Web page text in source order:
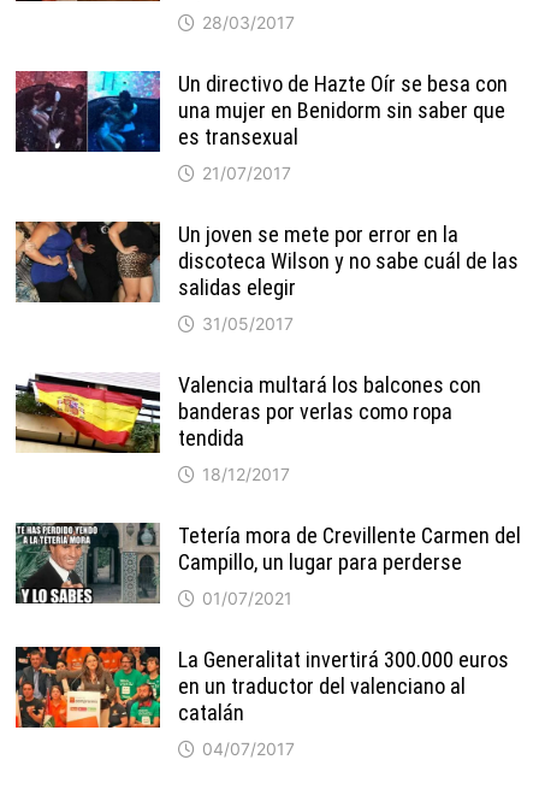
28/03/2017
Un directivo de Hazte Oír se besa con
una mujer en Benidorm sin saber que
es transexual
21/07/2017
Un joven se mete por error en la
discoteca Wilson y no sabe cuál de las
salidas elegir
31/05/2017
Valencia multará los balcones con
banderas por verlas como ropa
tendida
18/12/2017
Tetería mora de Crevillente Carmen del
Campillo, un lugar para perderse
01/07/2021
La Generalitat invertirá 300.000 euros
en un traductor del valenciano al
catalán
04/07/2017